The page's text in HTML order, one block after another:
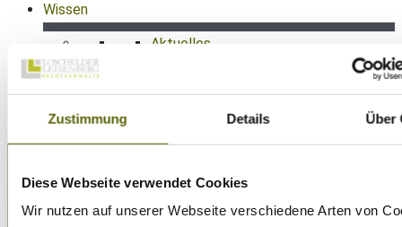
Zustimmung Details Über
Diese Webseite verwendet Cookies
Wir nutzen auf unserer Webseite verschiedene Arten von
Wissen
Aktuelles
Kontakt
089 38 666 070